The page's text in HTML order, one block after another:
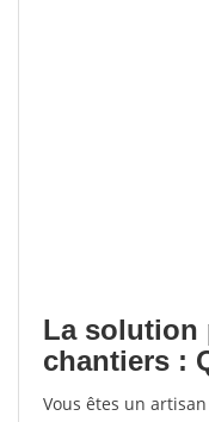
La solution
chantiers :
Vous êtes un